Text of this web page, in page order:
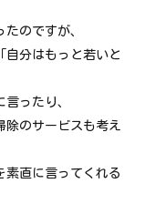
のですが、
自分はもっと若いと
ったり、
除のサービスも考え
素直に言ってくれる